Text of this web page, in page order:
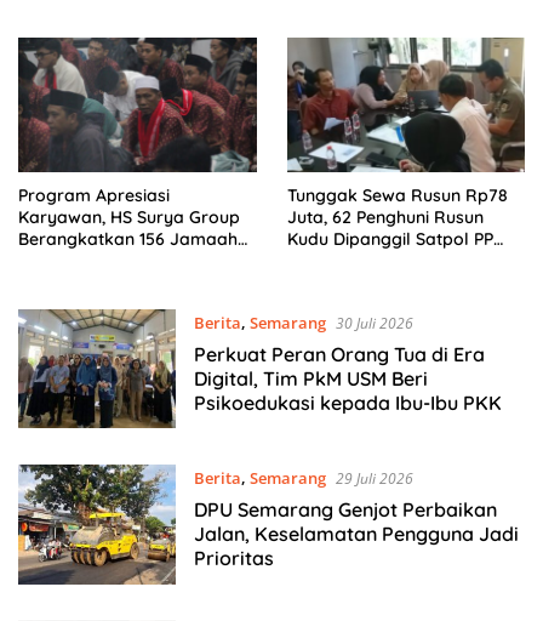
Program Apresiasi
Karyawan, HS Surya Group
Berangkatkan 156 Jamaah
Tunggak Sewa Rusun Rp78
Juta, 62 Penghuni Rusun
Kudu Dipanggil Satpol PP
Berita, Semarang 30 Juli 2026
Perkuat Peran Orang Tua di Era
Digital, Tim PkM USM Beri
Psikoedukasi kepada Ibu-Ibu PKK
Berita, Semarang 29 Juli 2026
DPU Semarang Genjot Perbaikan
Jalan, Keselamatan Pengguna Jadi
Prioritas